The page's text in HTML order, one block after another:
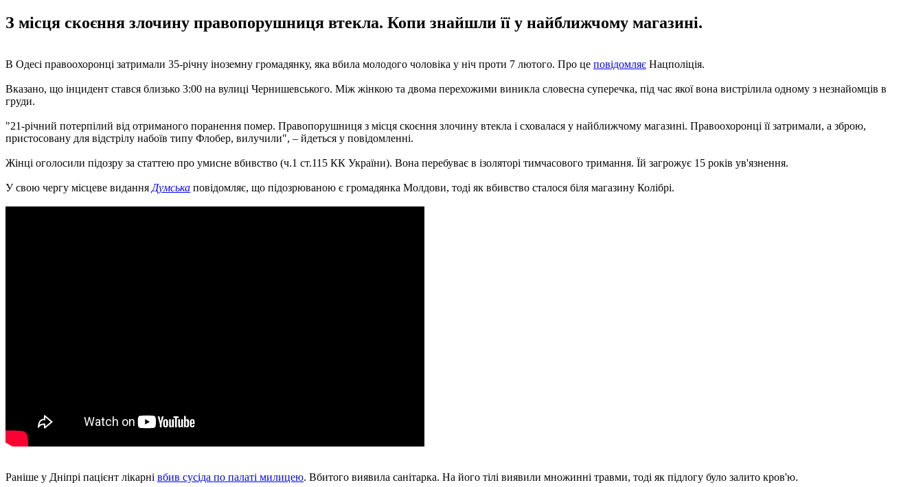
З місця скоєння злочину правопорушниця втекла. Копи знайшли її у найближчому магазині.
В Одесі правоохоронці затримали 35-річну іноземну громадянку, яка вбила молодого чоловіка у ніч проти 7 лютого. Про це повідомляє Нацполіція.
Вказано, що інцидент стався близько 3:00 на вулиці Чернишевського. Між жінкою та двома перехожими виникла словесна суперечка, під час якої вона вистрілила одному з незнайомців в
груди.
"21-річний потерпілий від отриманого поранення помер. Правопорушниця з місця скоєння злочину втекла і сховалася у найближчому магазині. Правоохоронці її затримали, а зброю,
пристосовану для відстрілу набоїв типу Флобер, вилучили", – йдеться у повідомленні.
Жінці оголосили підозру за статтею про умисне вбивство (ч.1 ст.115 КК України). Вона перебуває в ізоляторі тимчасового тримання. Їй загрожує 15 років ув'язнення.
У свою чергу місцеве видання Думська повідомляє, що підозрюваною є громадянка Молдови, тоді як вбивство сталося біля магазину Колібрі.
Раніше у Дніпрі пацієнт лікарні вбив сусіда по палаті милицею. Вбитого виявила санітарка. На його тілі виявили множинні травми, тоді як підлогу було залито кров'ю.